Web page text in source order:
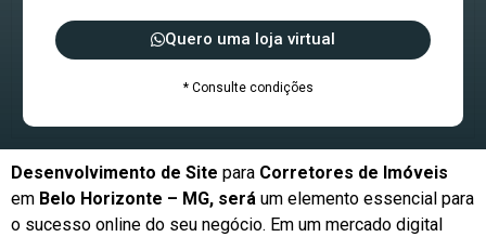
Quero uma loja virtual
* Consulte condições
Desenvolvimento de Site para Corretores de Imóveis
em Belo Horizonte – MG, será um elemento essencial para
o sucesso online do seu negócio. Em um mercado digital